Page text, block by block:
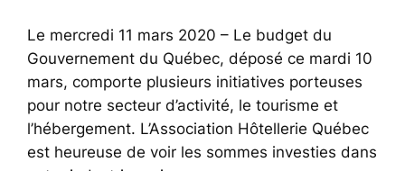
Le mercredi 11 mars 2020 – Le budget du
Gouvernement du Québec, déposé ce mardi 10
mars, comporte plusieurs initiatives porteuses
pour notre secteur d’activité, le tourisme et
l’hébergement. L’Association Hôtellerie Québec
est heureuse de voir les sommes investies dans